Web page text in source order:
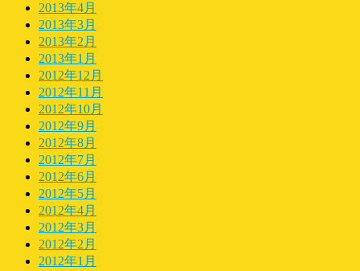
2013年4月
2013年3月
2013年2月
2013年1月
2012年12月
2012年11月
2012年10月
2012年9月
2012年8月
2012年7月
2012年6月
2012年5月
2012年4月
2012年3月
2012年2月
2012年1月